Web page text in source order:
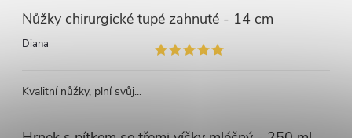
Nůžky chirurgické tupé zahnuté - 14 cm
Diana
Kvalitní nůžky, plní svůj...